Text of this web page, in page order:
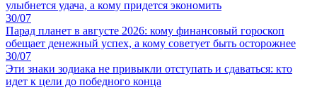
улыбнется удача, а кому придется экономить
30/07
Парад планет в августе 2026: кому финансовый гороскоп
обещает денежный успех, а кому советует быть осторожнее
30/07
Эти знаки зодиака не привыкли отступать и сдаваться: кто
идет к цели до победного конца